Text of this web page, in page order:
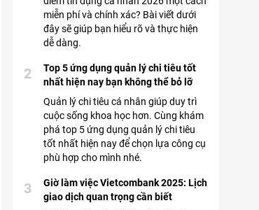
miễn phí và chính xác? Bài viết dưới
đây sẽ giúp bạn hiểu rõ và thực hiện
dễ dàng.
Top 5 ứng dụng quản lý chi tiêu tốt
nhất hiện nay bạn không thể bỏ lỡ
2
Quản lý chi tiêu cá nhân giúp duy trì
cuộc sống khoa học hơn. Cùng khám
phá top 5 ứng dụng quản lý chi tiêu
tốt nhất hiện nay để chọn lựa công cụ
phù hợp cho mình nhé.
Giờ làm việc Vietcombank 2025: Lịch
giao dịch quan trọng cần biết
3